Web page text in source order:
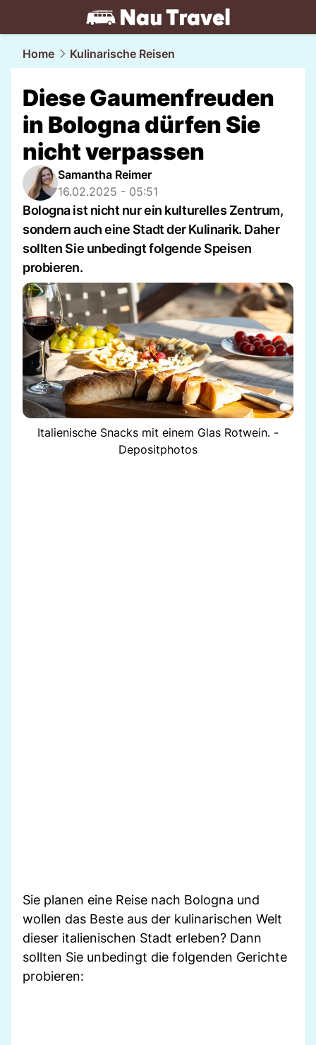
travel.NAU.ch
Home Kulinarische Reisen
Diese Gaumenfreuden
in Bologna dürfen Sie
nicht verpassen
Samantha Reimer
16.02.2025 - 05:51
Bologna ist nicht nur ein kulturelles Zentrum,
sondern auch eine Stadt der Kulinarik. Daher
sollten Sie unbedingt folgende Speisen
probieren.
Italienische Snacks mit einem Glas Rotwein. -
Depositphotos
Sie planen eine Reise nach Bologna und
wollen das Beste aus der kulinarischen Welt
dieser italienischen Stadt erleben? Dann
sollten Sie unbedingt die folgenden Gerichte
probieren: